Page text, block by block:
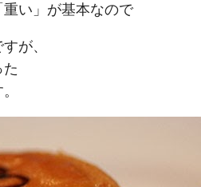
い」が基本なので
が、